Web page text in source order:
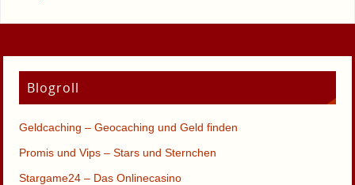
Blogroll
Geldcaching – Geocaching und Geld finden
Promis und Vips – Stars und Sternchen
Stargame24 – Das Onlinecasino